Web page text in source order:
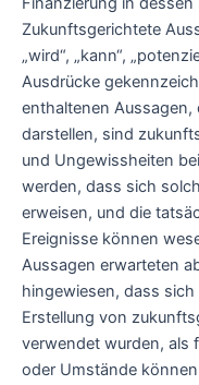
Zukunftsgerichtete
„wird“, „kann“,
Ausdrücke
enthaltenen
darstellen, sind
und Ungewissheiten
werden, dass sich
erweisen, und die
Ereignisse können
Aussagen erwarteten
hingewiesen, dass
Erstellung von
verwendet wurden, als
oder Umstände